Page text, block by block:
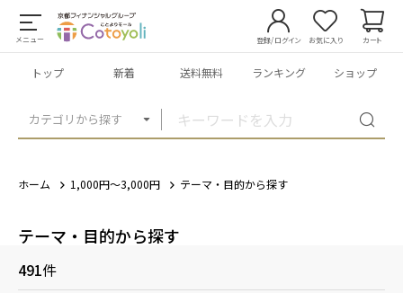
メニュー
カテゴリから探す
登録/ログイン お気に入り カート
トップ 新着 送料無料 ランキング ショップ
ホーム 1,000円～3,000円 テーマ・目的から探す
テーマ・目的から探す
491件